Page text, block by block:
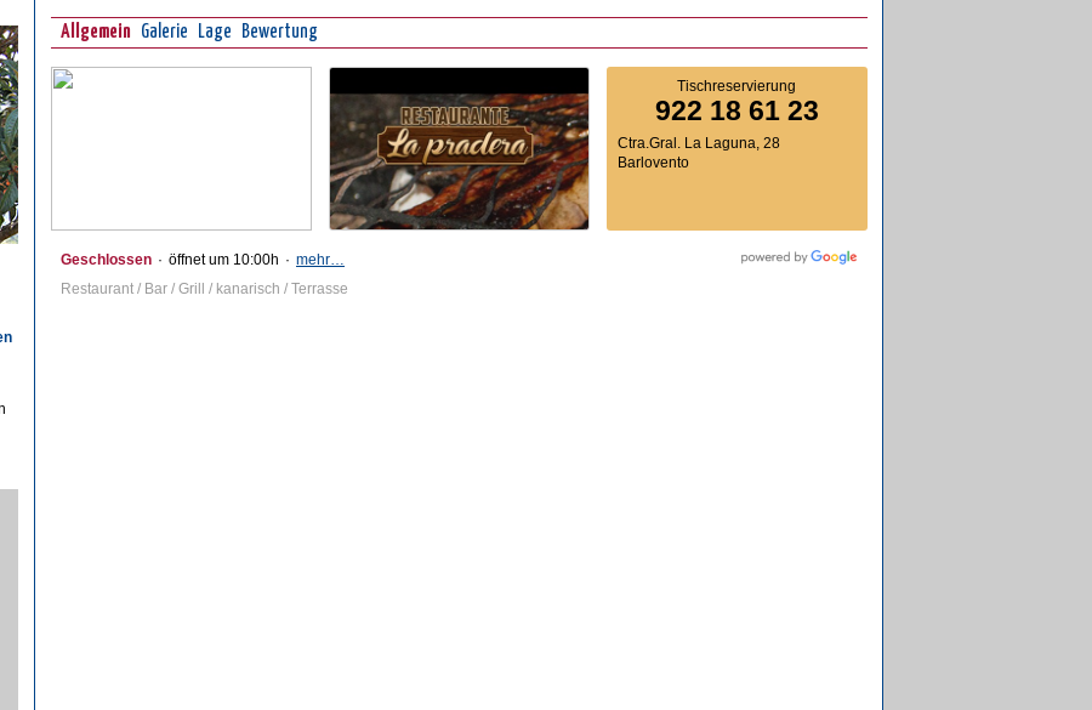
Allgemein Galerie Lage Bewertung
Tischreservierung
922 18 61 23
Ctra.Gral. La Laguna, 28
Barlovento
Geschlossen · öffnet um 10:00h · mehr…
Restaurant / Bar / Grill / kanarisch / Terrasse